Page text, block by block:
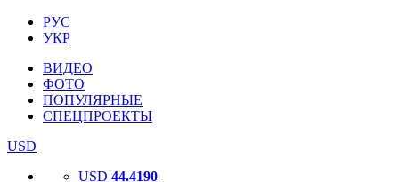
РУС
УКР
ВИДЕО
ФОТО
ПОПУЛЯРНЫЕ
СПЕЦПРОЕКТЫ
USD
USD 44.4190